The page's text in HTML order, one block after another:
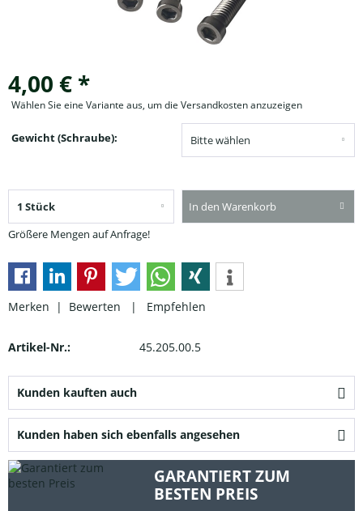
4,00 € *
Wählen Sie eine Variante aus, um die Versandkosten anzuzeigen
Gewicht (Schraube):
Größere Mengen auf Anfrage!
In den Warenkorb
Merken | Bewerten | Empfehlen
Artikel-Nr.: 45.205.00.5
Kunden kauften auch
Kunden haben sich ebenfalls angesehen
GARANTIERT ZUM
BESTEN PREIS